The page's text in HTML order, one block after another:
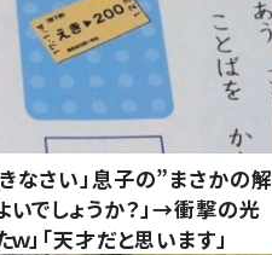
なさい」息子の”まさかの解
でしょうか？」→衝撃の光
」「天才だと思います」